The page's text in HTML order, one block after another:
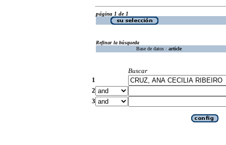
página 1 de 1
Refinar la búsqueda
Base de datos : article
Buscar
1
2
3